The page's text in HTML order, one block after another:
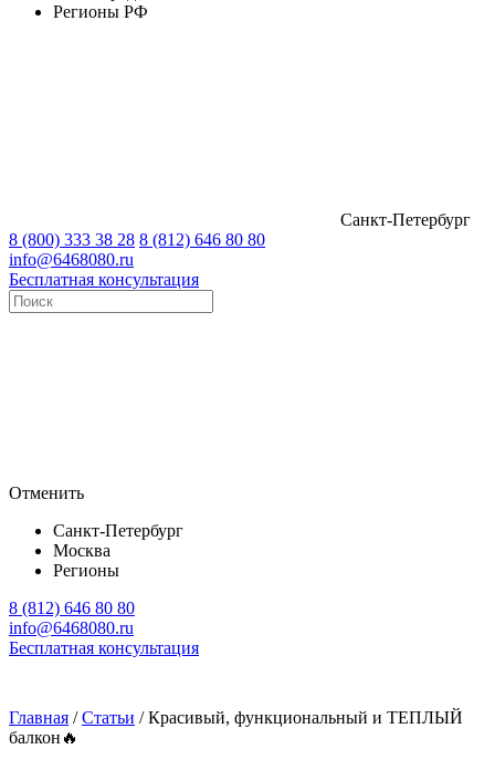
Регионы РФ
Санкт-Петербург
8 (800) 333 38 28 8 (812) 646 80 80
info@6468080.ru
Бесплатная консультация
Отменить
Санкт-Петербург
Москва
Регионы
8 (812) 646 80 80
info@6468080.ru
Бесплатная консультация
Главная /Статьи /Красивый, функциональный и ТЕПЛЫЙ
балкон🔥